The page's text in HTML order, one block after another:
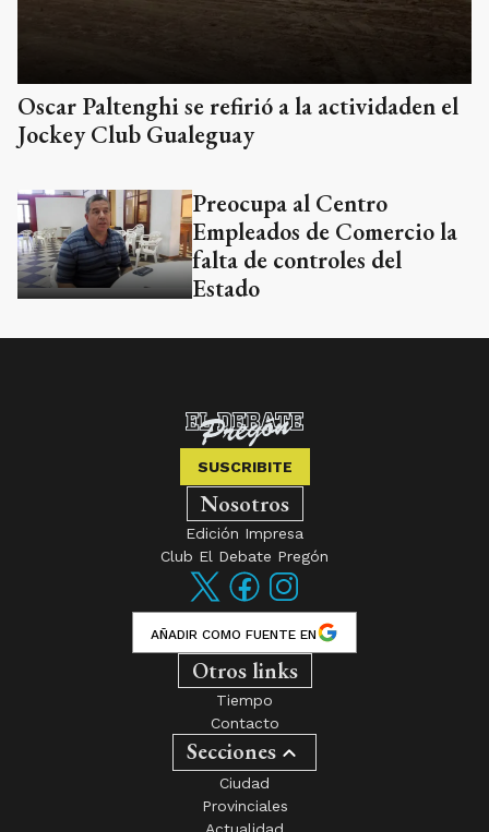
Oscar Paltenghi se refirió a la actividaden el
Jockey Club Gualeguay
Preocupa al Centro
Empleados de Comercio la
falta de controles del
Estado
SUSCRIBITE
Nosotros
Edición Impresa
Club El Debate Pregón
AÑADIR COMO FUENTE EN
Otros links
Tiempo
Contacto
Secciones
Ciudad
Provinciales